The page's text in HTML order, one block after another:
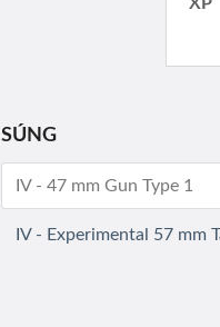
SÚNG
IV - 47 mm Gun Type 1
IV - Experimental 57 mm